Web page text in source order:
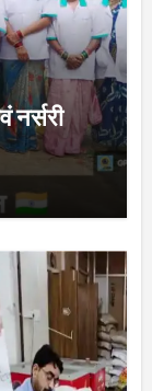
नर्सरी